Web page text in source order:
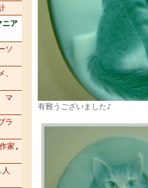
ニア
ソ
マ
ラ
家,
有難うございました♪